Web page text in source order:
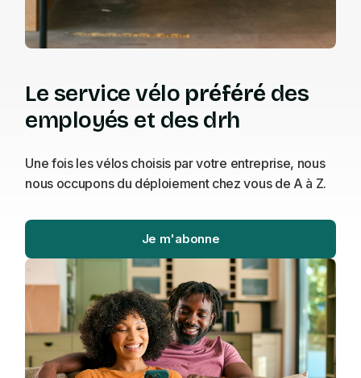
Le service vélo préféré des
employés et des drh
Une fois les vélos choisis par votre entreprise, nous
nous occupons du déploiement chez vous de A à Z.
Je m'abonne